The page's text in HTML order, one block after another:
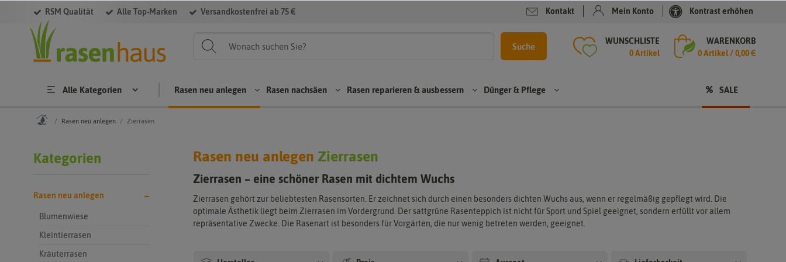
RSM Qualität Alle Top-Marken Versandkostenfrei ab 75 € Kontakt Mein Konto Kontrast erhöhen
Suche
WUNSCHLISTE
0 Artikel
WARENKORB
0Artikel /0,00 €
Alle Kategorien
Rasen nachsäen
Ras
enn
ach
saa
Rasen reparieren
Re
par
atu
rras
den
ver
bes
Erd
e
Un
ese
Rasen neu anlegen Rasen nachsäen Rasen reparieren & ausbessern Dünger & Pflege SALE
Rasen neu anlegen Zierrasen
Kategorien
Rasen neu anlegen
Blumenwiese
Kleintierrasen
Kräuterrasen
Rasen neu anlegen Zierrasen
Zierrasen – eine schöner Rasen mit dichtem Wuchs
Zierrasen gehört zur beliebtesten Rasensorten. Er zeichnet sich durch einen besonders dichten Wuchs aus, wenn er regelmäßig gepflegt wird. Die
optimale Ästhetik liegt beim Zierrasen im Vordergrund. Der sattgrüne Rasenteppich ist nicht für Sport und Spiel geeignet, sondern erfüllt vor allem
repräsentative Zwecke. Die Rasenart ist besonders für Vorgärten, die nur wenig betreten werden, geeignet.
Filter